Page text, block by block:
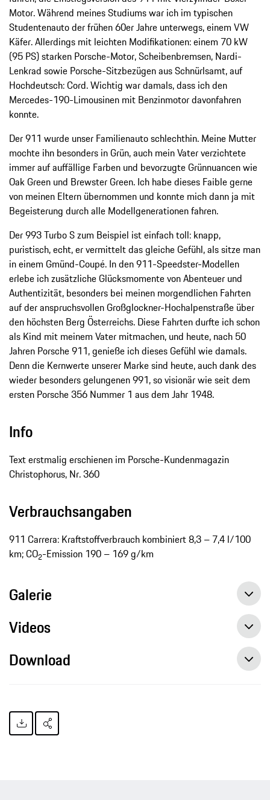
Motor. Während meines Studiums war ich im typischen
Studentenauto der frühen 60er Jahre unterwegs, einem VW
Käfer. Allerdings mit leichten Modifikationen: einem 70 kW
(95 PS) starken Porsche-Motor, Scheibenbremsen, Nardi-
Lenkrad sowie Porsche-Sitzbezügen aus Schnürlsamt, auf
Hochdeutsch: Cord. Wichtig war damals, dass ich den
Mercedes-190-Limousinen mit Benzinmotor davonfahren
konnte.
Der 911 wurde unser Familienauto schlechthin. Meine Mutter
mochte ihn besonders in Grün, auch mein Vater verzichtete
immer auf auffällige Farben und bevorzugte Grünnuancen wie
Oak Green und Brewster Green. Ich habe dieses Faible gerne
von meinen Eltern übernommen und konnte mich dann ja mit
Begeisterung durch alle Modellgenerationen fahren.
Der 993 Turbo S zum Beispiel ist einfach toll: knapp,
puristisch, echt, er vermittelt das gleiche Gefühl, als sitze man
in einem Gmünd-Coupé. In den 911-Speedster-Modellen
erlebe ich zusätzliche Glücksmomente von Abenteuer und
Authentizität, besonders bei meinen morgendlichen Fahrten
auf der anspruchsvollen Großglockner-Hochalpenstraße über
den höchsten Berg Österreichs. Diese Fahrten durfte ich schon
als Kind mit meinem Vater mitmachen, und heute, nach 50
Jahren Porsche 911, genieße ich dieses Gefühl wie damals.
Denn die Kernwerte unserer Marke sind heute, auch dank des
wieder besonders gelungenen 991, so visionär wie seit dem
ersten Porsche 356 Nummer 1 aus dem Jahr 1948.
Info
Text erstmalig erschienen im Porsche-Kundenmagazin
Christophorus, Nr. 360
Verbrauchsangaben
911 Carrera: Kraftstoffverbrauch kombiniert 8,3 – 7,4 l/100
km; CO2-Emission 190 – 169 g/km
Galerie
Videos
Download